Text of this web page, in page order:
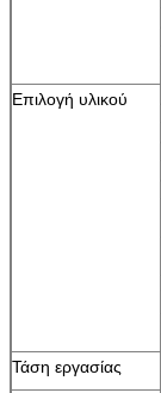
Επιλογή υλικού
Τάση εργασίας